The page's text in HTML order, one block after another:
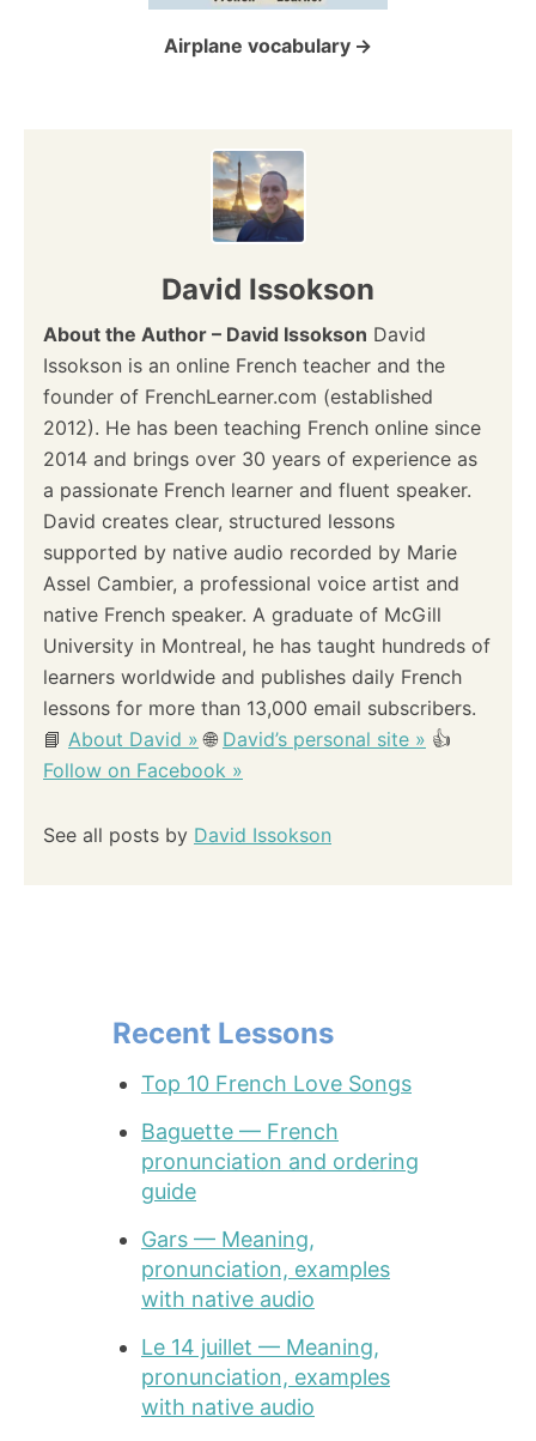
Airplane vocabulary
David Issokson
About the Author – David Issokson David
Issokson is an online French teacher and the
founder of FrenchLearner.com (established
2012). He has been teaching French online since
2014 and brings over 30 years of experience as
a passionate French learner and fluent speaker.
David creates clear, structured lessons
supported by native audio recorded by Marie
Assel Cambier, a professional voice artist and
native French speaker. A graduate of McGill
University in Montreal, he has taught hundreds of
learners worldwide and publishes daily French
lessons for more than 13,000 email subscribers.
📘 About David » 🌐 David’s personal site » 👍
Follow on Facebook »
See all posts by David Issokson
Recent Lessons
Top 10 French Love Songs
Baguette — French
pronunciation and ordering
guide
Gars — Meaning,
pronunciation, examples
with native audio
Le 14 juillet — Meaning,
pronunciation, examples
with native audio